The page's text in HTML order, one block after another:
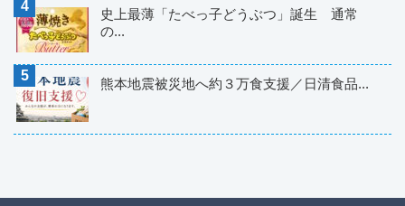
史上最薄「たべっ子どうぶつ」誕生 通常
の...
熊本地震被災地へ約３万食支援／日清食品...